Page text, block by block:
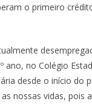
o primeiro
ano, no Colégio
desde o início
nossas vidas, pois